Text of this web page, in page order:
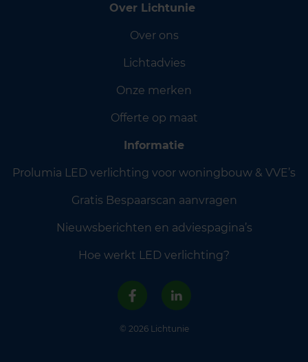
Over Lichtunie
Over ons
Lichtadvies
Onze merken
Offerte op maat
Informatie
Prolumia LED verlichting voor woningbouw & VVE’s
Gratis Bespaarscan aanvragen
Nieuwsberichten en adviespagina’s
Hoe werkt LED verlichting?
© 2026 Lichtunie